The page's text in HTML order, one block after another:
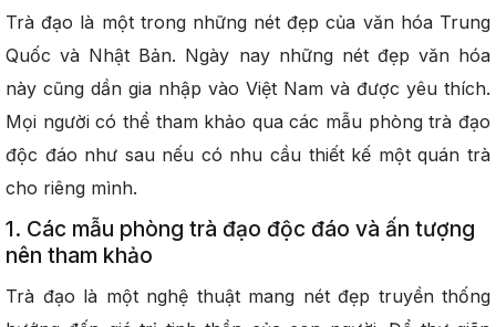
Trà đạo là một trong những nét đẹp của văn hóa Trung
Quốc và Nhật Bản. Ngày nay những nét đẹp văn hóa
này cũng dần gia nhập vào Việt Nam và được yêu thích.
Mọi người có thể tham khảo qua các mẫu phòng trà đạo
độc đáo như sau nếu có nhu cầu thiết kế một quán trà
cho riêng mình.
1. Các mẫu phòng trà đạo độc đáo và ấn tượng
nên tham khảo
Trà đạo là một nghệ thuật mang nét đẹp truyền thống